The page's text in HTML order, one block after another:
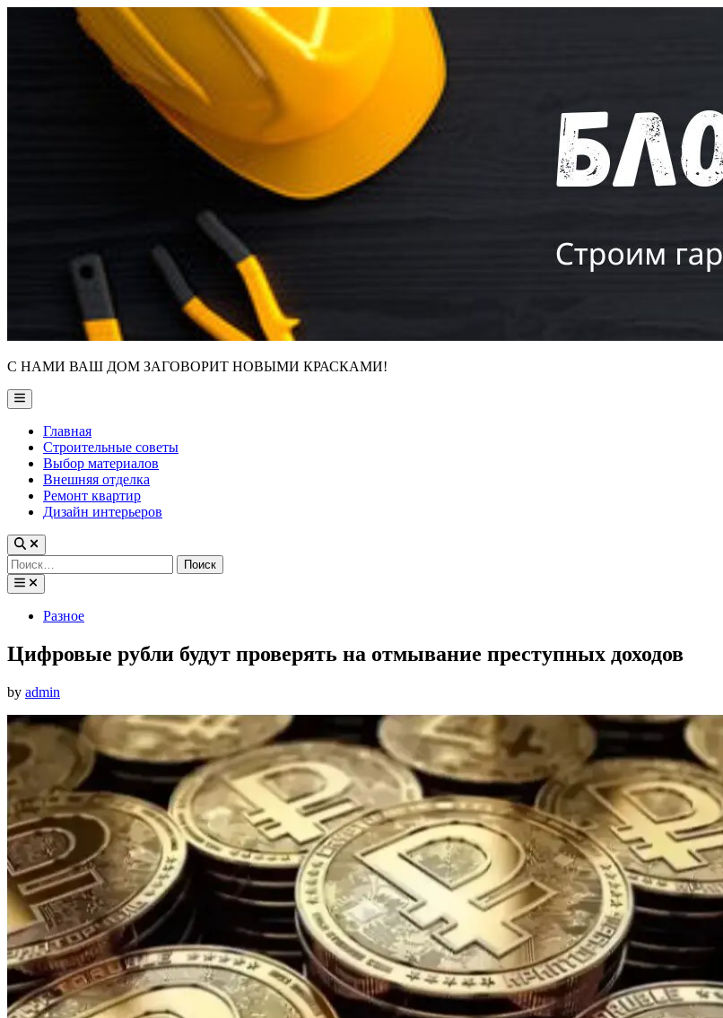
С НАМИ ВАШ ДОМ ЗАГОВОРИТ НОВЫМИ КРАСКАМИ!
Main
Menu
Главная
Строительные советы
Выбор материалов
Внешняя отделка
Ремонт квартир
Дизайн интерьеров
Найти:
PostedРазное
Цифровые рубли будут проверять на отмывание преступных доходов
by admin